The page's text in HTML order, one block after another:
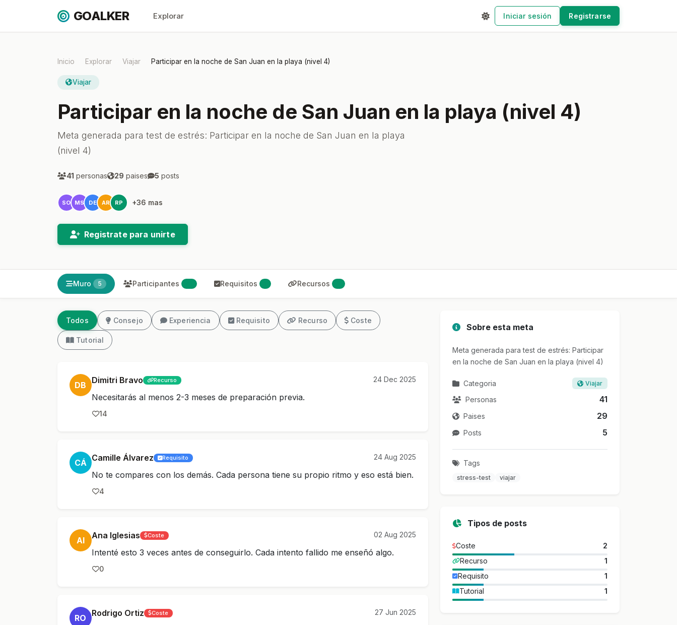
GOALKER Explorar Iniciar sesión Registrarse
Inicio Explorar Viajar Participar en la noche de San Juan en la playa (nivel 4)
Viajar
Participar en la noche de San Juan en la playa (nivel 4)
Meta generada para test de estrés: Participar en la noche de San Juan en la playa
(nivel 4)
41 personas 29 paises 5 posts
SO MS DE AR RP +36 mas
Registrate para unirte
Muro 5 Participantes Requisitos Recursos
Todos Consejo Experiencia Requisito Recurso Coste
Tutorial
DB Dimitri Bravo Recurso 24 Dec 2025
Necesitarás al menos 2-3 meses de preparación previa.
14
CÁ Camille Álvarez Requisito 24 Aug 2025
No te compares con los demás. Cada persona tiene su propio ritmo y eso está bien.
4
AI Ana Iglesias Coste 02 Aug 2025
Intenté esto 3 veces antes de conseguirlo. Cada intento fallido me enseñó algo.
0
RO Rodrigo Ortiz Coste 27 Jun 2025
Sobre esta meta
Meta generada para test de estrés: Participar
en la noche de San Juan en la playa (nivel 4)
Categoria Viajar
Personas 41
Paises 29
Posts 5
Tags
stress-test viajar
Tipos de posts
Coste
2
Recurso
1
Requisito
1
Tutorial
1